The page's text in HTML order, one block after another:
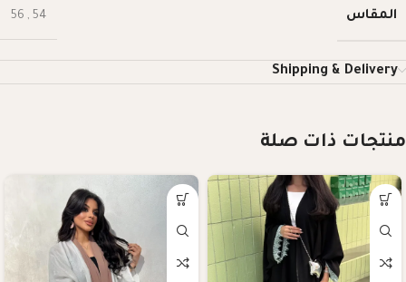
المقاس 54
,
56
Shipping & Delivery
منتجات ذات صلة